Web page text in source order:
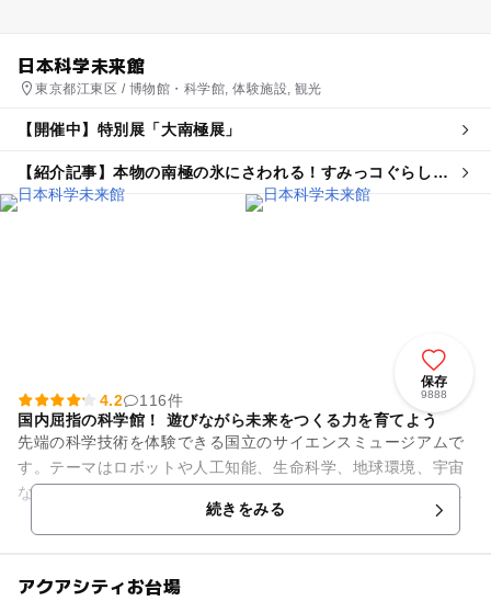
日本科学未来館
東京都江東区 / 博物館・科学館, 体験施設, 観光
【開催中】特別展「大南極展」
【紹介記事】本物の南極の氷にさわれる！すみっコぐらし応
援の特別展「大南極展」が7月開幕
保存
9888
4.2
116件
国内屈指の科学館！ 遊びながら未来をつくる力を育てよう
先端の科学技術を体験できる国立のサイエンスミュージアムで
す。テーマはロボットや人工知能、生命科学、地球環境、宇宙
など、私たちの未来にかかわる科学技術。自分自身で触れ、発
見できる参加体験型の展示で...続きをみる
アクアシティお台場